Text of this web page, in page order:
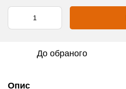
До обраного
Опис